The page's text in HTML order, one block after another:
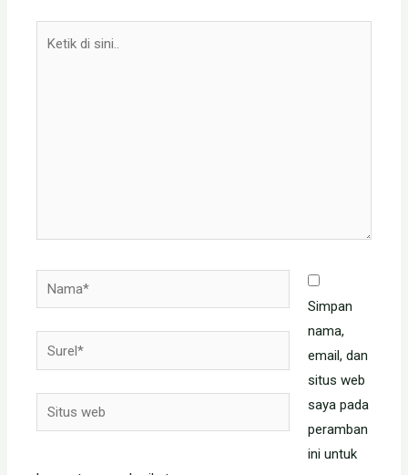
Nama*
Surel*
Situs
web
Simpan
nama,
email, dan
situs web
saya pada
peramban
ini untuk